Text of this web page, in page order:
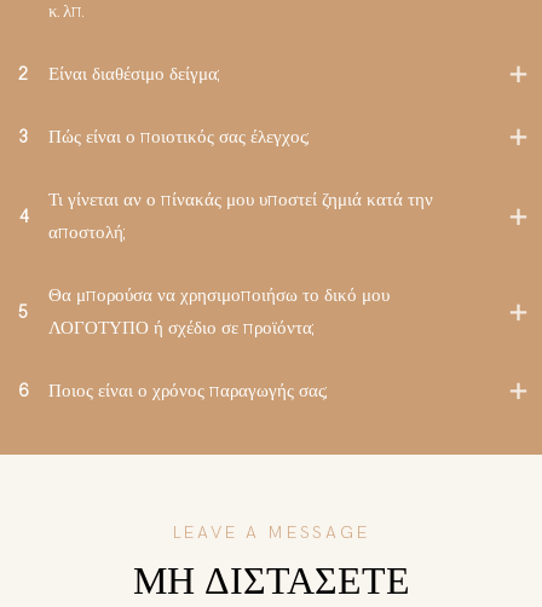
κ.λπ.
2 Είναι διαθέσιμο δείγμα;
3 Πώς είναι ο ποιοτικός σας έλεγχος;
4
Τι γίνεται αν ο πίνακάς μου υποστεί ζημιά κατά την
αποστολή;
5
Θα μπορούσα να χρησιμοποιήσω το δικό μου
ΛΟΓΟΤΥΠΟ ή σχέδιο σε προϊόντα;
6 Ποιος είναι ο χρόνος παραγωγής σας;
LEAVE A MESSAGE
ΜΗ ΔΙΣΤΆΣΕΤΕ